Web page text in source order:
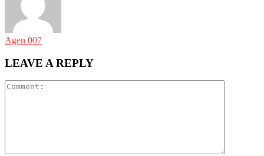
Agen 007
LEAVE A REPLY